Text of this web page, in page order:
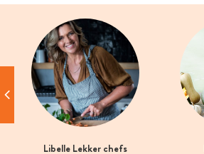
Libelle Lekker chefs